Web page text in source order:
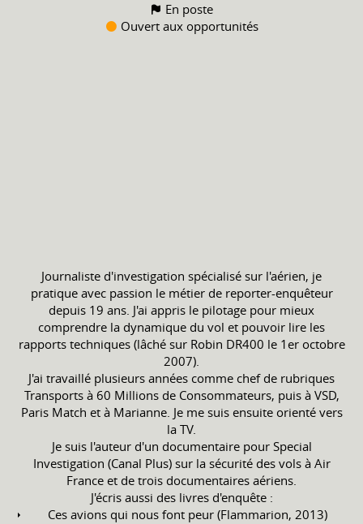
En poste
Ouvert aux opportunités
Journaliste d'investigation spécialisé sur l'aérien, je
pratique avec passion le métier de reporter-enquêteur
depuis 19 ans. J'ai appris le pilotage pour mieux
comprendre la dynamique du vol et pouvoir lire les
rapports techniques (lâché sur Robin DR400 le 1er octobre
2007).
J'ai travaillé plusieurs années comme chef de rubriques
Transports à 60 Millions de Consommateurs, puis à VSD,
Paris Match et à Marianne. Je me suis ensuite orienté vers
la TV.
Je suis l'auteur d'un documentaire pour Special
Investigation (Canal Plus) sur la sécurité des vols à Air
France et de trois documentaires aériens.
J'écris aussi des livres d'enquête :
Ces avions qui nous font peur (Flammarion, 2013)